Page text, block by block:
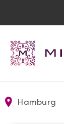
Hamburg